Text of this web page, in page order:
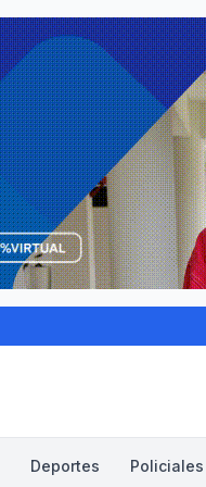
Deportes Policiales